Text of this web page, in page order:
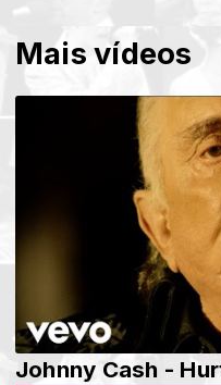
Mais vídeos
Johnny Cash -